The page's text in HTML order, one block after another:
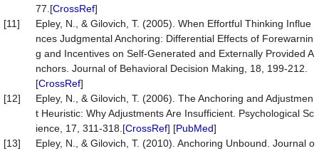
77.[CrossRef]
[11]
Epley, N., & Gilovich, T. (2005). When Effortful Thinking Influe
nces Judgmental Anchoring: Differential Effects of Forewarnin
g and Incentives on Self-Generated and Externally Provided A
nchors. Journal of Behavioral Decision Making, 18, 199-212.
[CrossRef]
[12]
Epley, N., & Gilovich, T. (2006). The Anchoring and Adjustmen
t Heuristic: Why Adjustments Are Insufficient. Psychological Sc
ience, 17, 311-318.[CrossRef] [PubMed]
[13]
Epley, N., & Gilovich, T. (2010). Anchoring Unbound. Journal o